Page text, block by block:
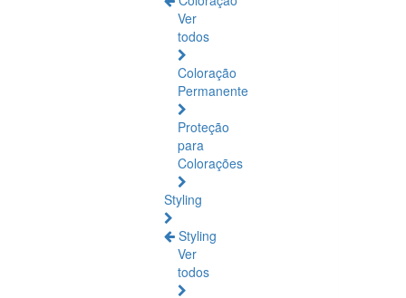
Ver
todos
Coloração
Permanente
Proteção
para
Colorações
Styling
Styling
Ver
todos